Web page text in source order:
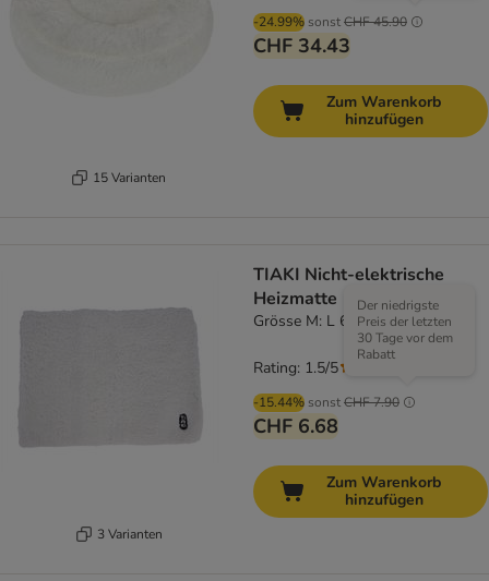
15 Varianten
-24.99% sonstCHF 45.90
CHF 34.43
Zum Warenkorb
hinzufügen
3 Varianten
TIAKI Nicht-elektrische
Heizmatte
Grösse M: L 60 x B 45 cm
-15.44% sonstCHF 7.90
Der niedrigste
Preis der letzten
30 Tage vor dem
Rabatt
CHF 6.68
Rating: 1.5/5
Zum Warenkorb
hinzufügen